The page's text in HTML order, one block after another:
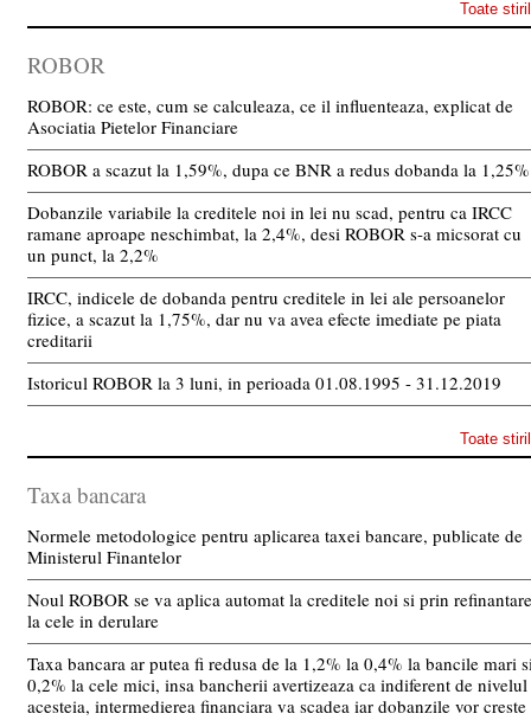
Toate
ROBOR
ROBOR: ce este, cum se calculeaza, ce il influenteaza, explicat de
Asociatia Pietelor Financiare
ROBOR a scazut la 1,59%, dupa ce BNR a redus dobanda la 1,25%
Dobanzile variabile la creditele noi in lei nu scad, pentru ca IRCC
ramane aproape neschimbat, la 2,4%, desi ROBOR s-a micsorat cu
un punct, la 2,2%
IRCC, indicele de dobanda pentru creditele in lei ale persoanelor
fizice, a scazut la 1,75%, dar nu va avea efecte imediate pe piata
creditarii
Istoricul ROBOR la 3 luni, in perioada 01.08.1995 - 31.12.2019
Toate
Taxa bancara
Normele metodologice pentru aplicarea taxei bancare, publicate de
Ministerul Finantelor
Noul ROBOR se va aplica automat la creditele noi si prin refinantare
la cele in derulare
Taxa bancara ar putea fi redusa de la 1,2% la 0,4% la bancile mari
0,2% la cele mici, insa bancherii avertizeaza ca indiferent de nivelul
acesteia, intermedierea financiara va scadea iar dobanzile vor creste